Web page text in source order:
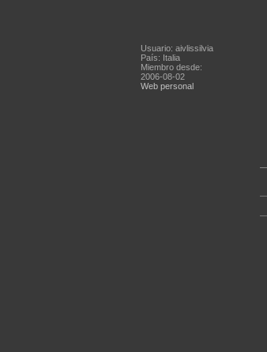
Usuario: aivlissilvia
País: Italia
Miembro desde:
2006-08-02
Web personal